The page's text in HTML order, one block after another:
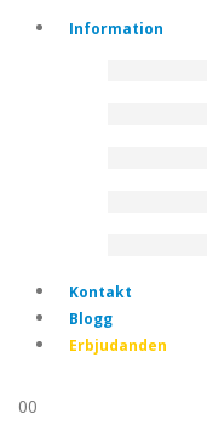
Information
Kontakt
Blogg
Erbjudanden
00